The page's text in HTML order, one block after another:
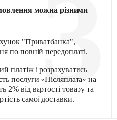
3
можна різними
"Приватбанка",
по повній передоплаті.
платіж і розрахуватись
послуги «Післяплата» на
2% від вартості товару та
самої доставки.